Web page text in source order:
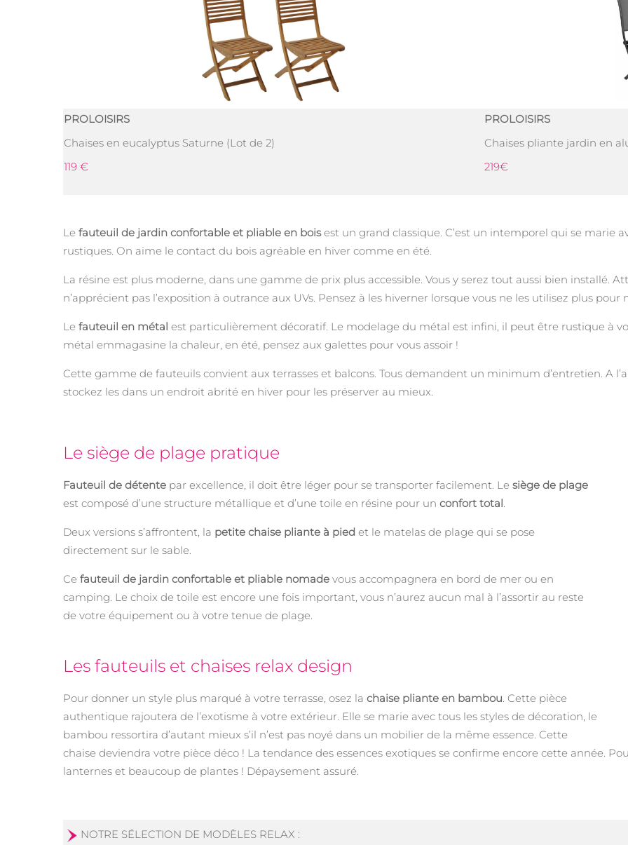
PROLOISIRS
Chaises en eucalyptus Saturne (Lot de 2)
119 €
PROLOISIRS
Chaises pliante jardin en
219€
Le fauteuil de jardin confortable et pliable en boisest un grand classique. C’est un intemporel qui se marie
rustiques. On aime le contact du bois agréable en hiver comme en été.
La résine est plus moderne, dans une gamme de prix plus accessible. Vous y serez tout aussi bien installé.
n’apprécient pas l’exposition à outrance aux UVs. Pensez à les hiverner lorsque vous ne les utilisez plus pour
Le fauteuil en métal est particulièrement décoratif. Le modelage du métal est infini, il peut être rustique à
métal emmagasine la chaleur, en été, pensez aux galettes pour vous assoir !
Cette gamme de fauteuils convient aux terrasses et balcons. Tous demandent un minimum d’entretien. A
stockez les dans un endroit abrité en hiver pour les préserver au mieux.
Le siège de plage pratique
Fauteuil de détente par excellence, il doit être léger pour se transporter facilement. Le siège de plage
est composé d’une structure métallique et d’une toile en résine pour un confort total.
Deux versions s’affrontent, la petite chaise pliante à pied et le matelas de plage qui se pose
directement sur le sable.
Ce fauteuil de jardin confortable et pliable nomade vous accompagnera en bord de mer ou en
camping. Le choix de toile est encore une fois important, vous n’aurez aucun mal à l’assortir au reste
de votre équipement ou à votre tenue de plage.
Les fauteuils et chaises relax design
Pour donner un style plus marqué à votre terrasse, osez la chaise pliante en bambou. Cette pièce
authentique rajoutera de l’exotisme à votre extérieur. Elle se marie avec tous les styles de décoration, le
bambou ressortira d’autant mieux s’il n’est pas noyé dans un mobilier de la même essence. Cette
chaise deviendra votre pièce déco ! La tendance des essences exotiques se confirme encore cette année.
lanternes et beaucoup de plantes ! Dépaysement assuré.
NOTRE SÉLECTION DE MODÈLES RELAX :